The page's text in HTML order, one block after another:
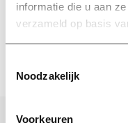
informatie die u aan
verzameld op basis
Noodzakelijk
Voorkeuren